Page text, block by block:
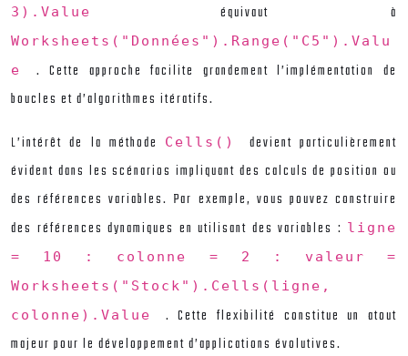
3).Value équivaut à
Worksheets("Données").Range("C5").Valu
e . Cette approche facilite grandement l’implémentation de
boucles et d’algorithmes itératifs.
L’intérêt de la méthode
Cells() devient particulièrement
évident dans les scénarios impliquant des calculs de position ou
des références variables. Par exemple, vous pouvez construire
des références dynamiques en utilisant des variables : ligne
= 10 : colonne = 2 : valeur =
Worksheets("Stock").Cells(ligne,
colonne).Value . Cette flexibilité constitue un atout
majeur pour le développement d’applications évolutives.